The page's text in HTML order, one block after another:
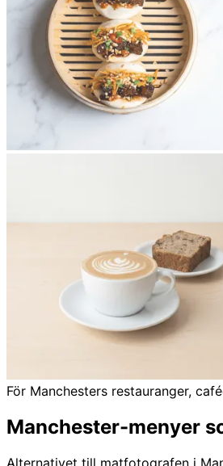
För Manchesters restauranger,
Manchester-menyer
Alternativet till matfotografen i